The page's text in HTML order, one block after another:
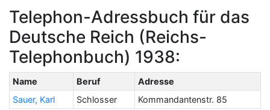
Telephon-Adressbuch für das
Deutsche Reich (Reichs-
Telephonbuch) 1938:
Name Beruf
Adresse
Sauer, Karl
Schlosser Kommandantenstr. 85